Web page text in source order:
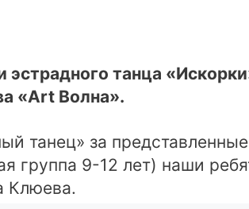
эстрадного танца
«Art Волна».
танец» за
группа 9-12 лет) наши
Клюева.